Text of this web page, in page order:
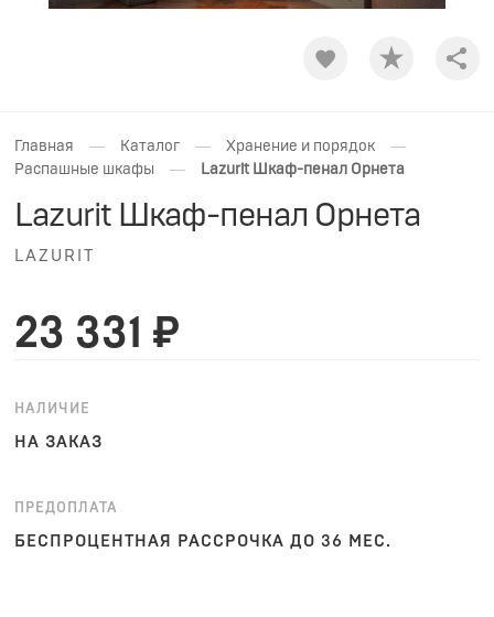
Главная — Каталог — Хранение и порядок —
Распашные шкафы — Lazurit Шкаф-пенал Орнета
Lazurit Шкаф-пенал Орнета
LAZURIT
23 331 ₽
НАЛИЧИЕ
НА ЗАКАЗ
ПРЕДОПЛАТА
БЕСПРОЦЕНТНАЯ РАССРОЧКА ДО 36 МЕС.